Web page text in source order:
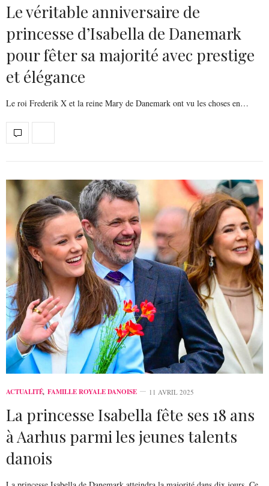
Le véritable anniversaire de
princesse d’Isabella de Danemark
pour fêter sa majorité avec prestige
et élégance
Le roi Frederik X et la reine Mary de Danemark ont vu les choses en…
ACTUALITÉ, FAMILLE ROYALE DANOISE 11 AVRIL 2025
La princesse Isabella fête ses 18 ans
à Aarhus parmi les jeunes talents
danois